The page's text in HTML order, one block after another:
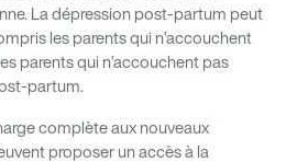
La dépression post-partum peut
les parents qui n’accouchent
parents qui n’accouchent pas
partum.
complète aux nouveaux
proposer un accès à la